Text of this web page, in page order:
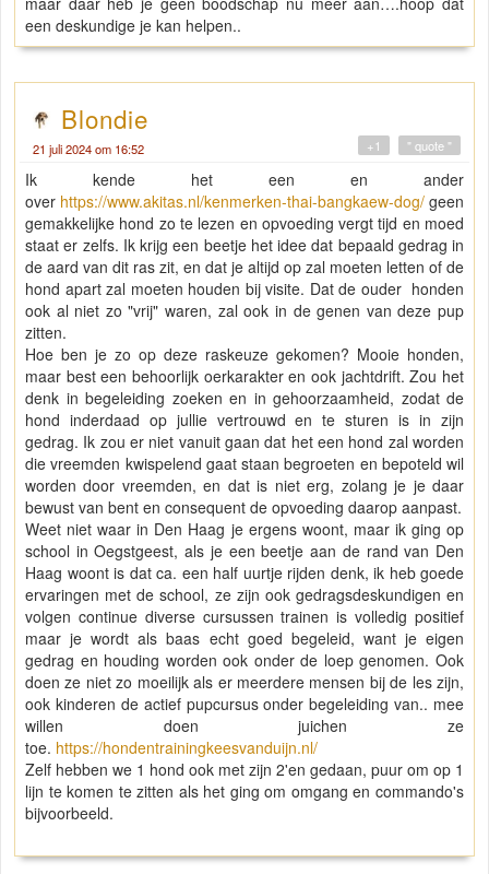
een deskundige je kan helpen..
Blondie
21 juli 2024 om 16:52 " quote "
+1
Ik kende het een en ander
over https://www.akitas.nl/kenmerken-thai-bangkaew-dog/ geen
gemakkelijke hond zo te lezen en opvoeding vergt tijd en moed
staat er zelfs. Ik krijg een beetje het idee dat bepaald gedrag in
de aard van dit ras zit, en dat je altijd op zal moeten letten of de
hond apart zal moeten houden bij visite. Dat de ouder honden
ook al niet zo "vrij" waren, zal ook in de genen van deze pup
zitten.
Hoe ben je zo op deze raskeuze gekomen? Mooie honden,
maar best een behoorlijk oerkarakter en ook jachtdrift. Zou het
denk in begeleiding zoeken en in gehoorzaamheid, zodat de
hond inderdaad op jullie vertrouwd en te sturen is in zijn
gedrag. Ik zou er niet vanuit gaan dat het een hond zal worden
die vreemden kwispelend gaat staan begroeten en bepoteld wil
worden door vreemden, en dat is niet erg, zolang je je daar
bewust van bent en consequent de opvoeding daarop aanpast.
Weet niet waar in Den Haag je ergens woont, maar ik ging op
school in Oegstgeest, als je een beetje aan de rand van Den
Haag woont is dat ca. een half uurtje rijden denk, ik heb goede
ervaringen met de school, ze zijn ook gedragsdeskundigen en
volgen continue diverse cursussen trainen is volledig positief
maar je wordt als baas echt goed begeleid, want je eigen
gedrag en houding worden ook onder de loep genomen. Ook
doen ze niet zo moeilijk als er meerdere mensen bij de les zijn,
ook kinderen de actief pupcursus onder begeleiding van.. mee
willen doen juichen ze
toe. https://hondentrainingkeesvanduijn.nl/
Zelf hebben we 1 hond ook met zijn 2'en gedaan, puur om op 1
lijn te komen te zitten als het ging om omgang en commando's
bijvoorbeeld.